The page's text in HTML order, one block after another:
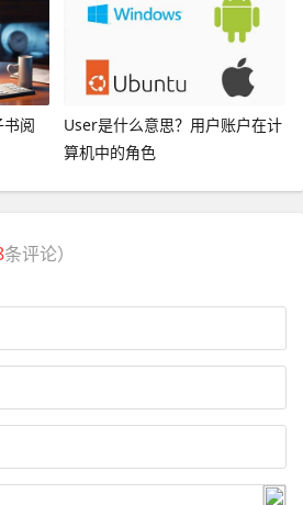
书阅
User是什么意思？用户账户在计
算机中的角色
条评论）